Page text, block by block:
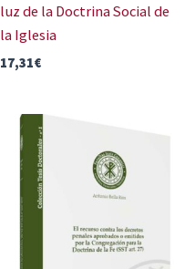
luz de la Doctrina Social de
la Iglesia
17,31€